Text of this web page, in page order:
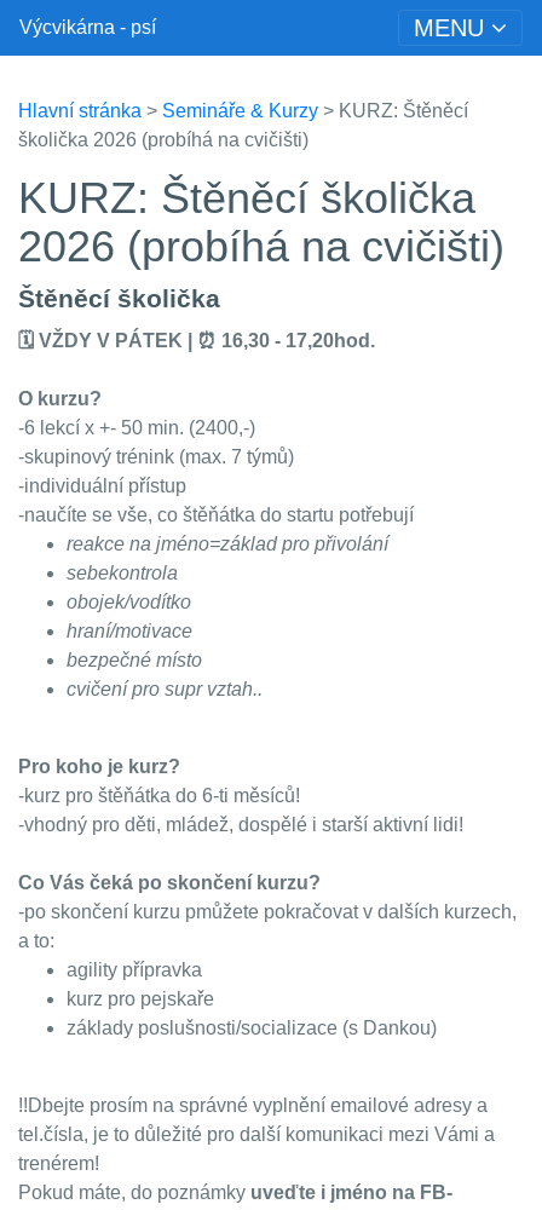
Výcvikárna - psí MENU
Hlavní stránka > Semináře & Kurzy > KURZ: Štěněcí
školička 2026 (probíhá na cvičišti)
KURZ: Štěněcí školička
2026 (probíhá na cvičišti)
Štěněcí školička
🗓 VŽDY V PÁTEK | ⏰️ 16,30 - 17,20hod.
O kurzu?
-6 lekcí x +- 50 min. (2400,-)
-skupinový trénink (max. 7 týmů)
-individuální přístup
-naučíte se vše, co štěňátka do startu potřebují
reakce na jméno=základ pro přivolání
sebekontrola
obojek/vodítko
hraní/motivace
bezpečné místo
cvičení pro supr vztah..
Pro koho je kurz?
-kurz pro štěňátka do 6-ti měsíců!
-vhodný pro děti, mládež, dospělé i starší aktivní lidi!
Co Vás čeká po skončení kurzu?
-po skončení kurzu pmůžete pokračovat v dalších kurzech,
a to:
agility přípravka
kurz pro pejskaře
základy poslušnosti/socializace (s Dankou)
!!Dbejte prosím na správné vyplnění emailové adresy a
tel.čísla, je to důležité pro další komunikaci mezi Vámi a
trenérem!
Pokud máte, do poznámky uveďte i jméno na FB-